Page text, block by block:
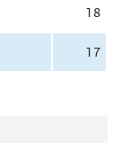
18
17